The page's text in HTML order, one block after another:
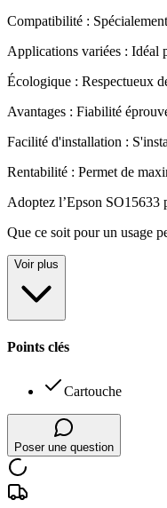
Compatibilité :
Applications variées : Idéal
Écologique : Respectueux
Avantages : Fiabilité
Facilité d'installation :
Rentabilité : Permet de
Adoptez l’Epson SO15633
Que ce soit pour un usage
Voir plus
Points clés
Cartouche
Poser une question